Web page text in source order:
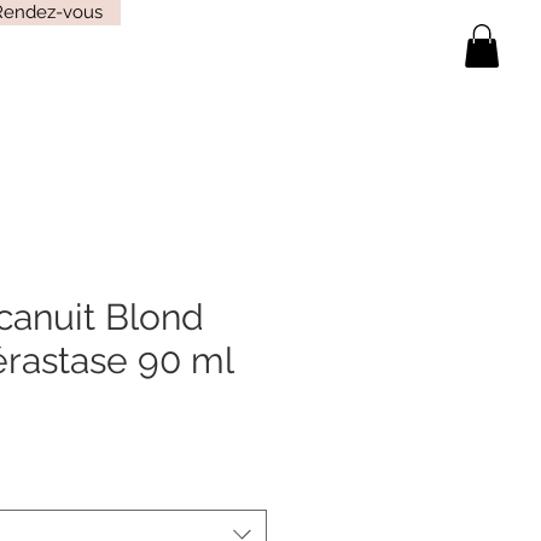
vous
Blond
90 ml